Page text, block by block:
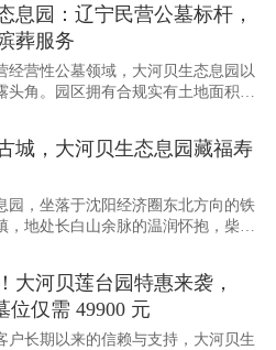
息园：辽宁民营公墓标杆，
葬服务
经营性公墓领域，大河贝生态息园以
头角。园区拥有合规实有土地面积达
位拓展与品质稳步升级的坚实根基。
城，大河贝生态息园藏福寿
园，坐落于沈阳经济圈东北方向的铁
，地处长白山余脉的温润怀抱，柴河
大河贝莲台园特惠来袭，
位仅需 49900 元
户长期以来的信赖与支持，大河贝生